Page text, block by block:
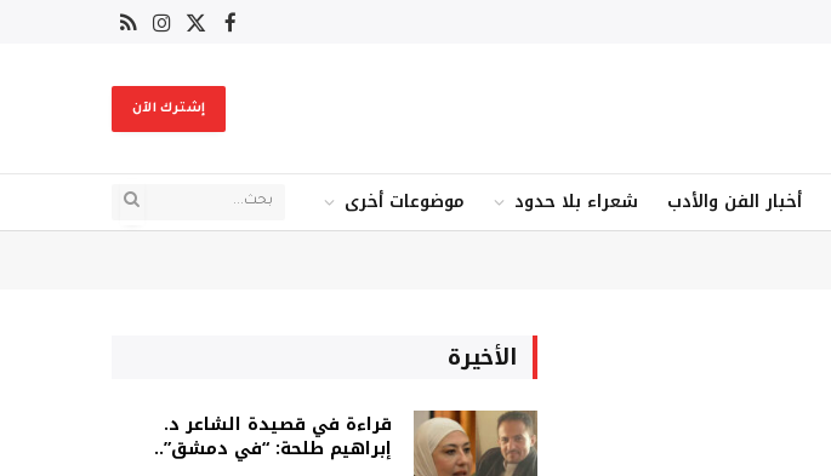
فيسبوك
X
الانستغرام
RSS
إشترك الآن
أخبار الفن والأدب شعراء بلا حدود موضوعات أخرى
الأخيرة
قراءة في قصيدة الشاعر د.
إبراهيم طلحة: “في دمشق”..